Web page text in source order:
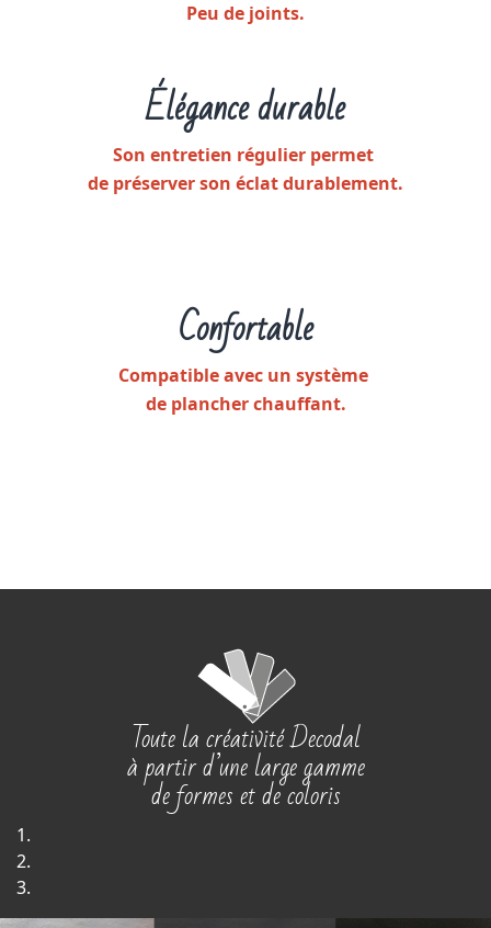
Peu de joints.
Élégance durable
Son entretien régulier permet
de préserver son éclat durablement.
Confortable
Compatible avec un système
de plancher chauffant.
Toute la créativité Decodal
à partir d’une large gamme
de formes et de coloris